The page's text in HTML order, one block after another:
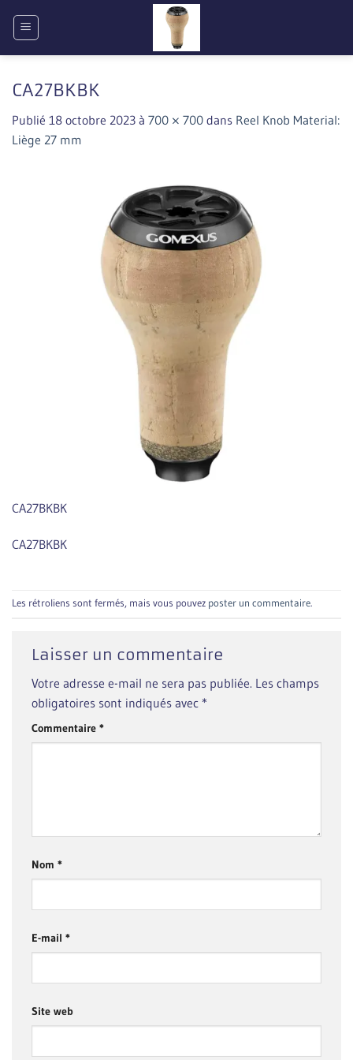
CA27BKBK
Publié 18 octobre 2023 à 700 × 700 dans Reel Knob Material:
Liège 27 mm
CA27BKBK
CA27BKBK
Les rétroliens sont fermés, mais vous pouvez poster un commentaire.
Laisser un commentaire
Votre adresse e-mail ne sera pas publiée. Les champs
obligatoires sont indiqués avec *
Commentaire *
Nom *
E-mail *
Site web